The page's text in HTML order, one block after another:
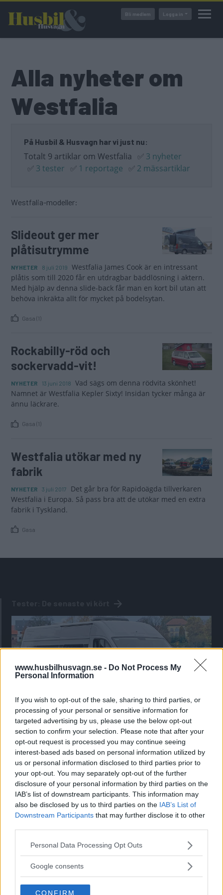
www.husbilhusvagn.se - Do Not Process My
Personal Information
If you wish to opt-out of the sale, sharing to third parties, or
processing of your personal or sensitive information for
targeted advertising by us, please use the below opt-out
section to confirm your selection. Please note that after your
opt-out request is processed you may continue seeing
interest-based ads based on personal information utilized by
us or personal information disclosed to third parties prior to
your opt-out. You may separately opt-out of the further
disclosure of your personal information by third parties on the
IAB’s list of downstream participants. This information may
also be disclosed by us to third parties on the IAB’s List of
Downstream Participants that may further disclose it to other
Please note that this website/app uses one or more Google
not limited to your visit or usage behaviour. You may click to
use your data for below specified purposes in below Google
Personal Data Processing Opt Outs
Google consents
CONFIRM
huvudinnehåll
Bli medlem Logga in
Alla nyheter om
Westfalia
På Husbil & Husvagn har vi just nu:
Totalt 9 artiklar om Westfalia ✅ 3 nyheter
✅ 3 tester ✅ 1 reportage ✅ 2 mässartiklar
Westfalia-modeller:
Slideout ger mer
plåtisutrymme
NYHETER 8 juli 2019
Westfalia James Cook är en intressant
plåtis som till 2020 får en utdragbar bäddlösning i aktern.
Med hjälp av denna slide-back får man en kort bil utan att
behöva inkräkta allt för mycket på bodelsytan.
Gasa (1)
Rockabilly-röd och
sockervadd-vit!
NYHETER 13 juni 2018
Vad sägs om denna rödvita skönhet!
Namnet är Westfalia Kepler Sixty! Insidan tycker många är
ännu läckrare.
Gasa (1)
Westfalia utökar med ny
fabrik
NYHETER 3 juli 2017
Det går bra för Rapidoägda tillverkaren
Westfalia i Europa. Så pass bra att de utökar med en extra
fabrik i Tyskland.
Gasa
Så bra är nya Karmann-Mobil
Här har vi en kort plåtis som känns större invändigt än
utvändigt.